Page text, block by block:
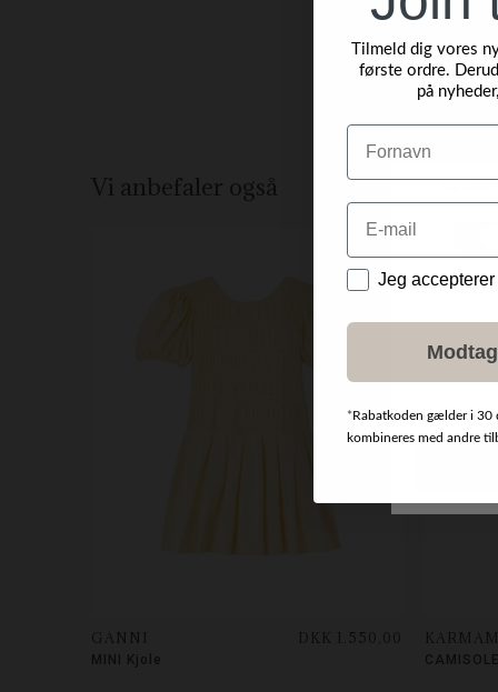
Vi anbefaler også
GANNI
MINI Kjole
DKK 1.550,00
Tilmeld dig vores
første ordre.
på
Navn
Email
DataJeg
*Rabatkoden gælder i 30
kombineres med andre